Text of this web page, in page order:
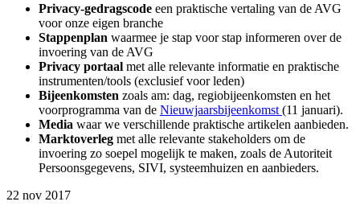
Privacy-gedragscode een praktische vertaling van de AVG
voor onze eigen branche
Stappenplan waarmee je stap voor stap informeren over de
invoering van de AVG
Privacy portaal met alle relevante informatie en praktische
instrumenten/tools (exclusief voor leden)
Bijeenkomsten zoals am: dag, regiobijeenkomsten en het
voorprogramma van de Nieuwjaarsbijeenkomst (11 januari).
Media waar we verschillende praktische artikelen aanbieden.
Marktoverleg met alle relevante stakeholders om de
invoering zo soepel mogelijk te maken, zoals de Autoriteit
Persoonsgegevens, SIVI, systeemhuizen en aanbieders.
22 nov 2017